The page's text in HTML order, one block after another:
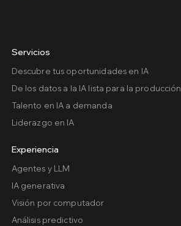
Servicios
Descubre tus oportunidades en IA
De los datos a la IA lista para la producción
Talento en IA a demanda
Liderazgo en IA
Experiencia
Agentes y LLM
IA generativa
Visión por computador
Análisis predictivo